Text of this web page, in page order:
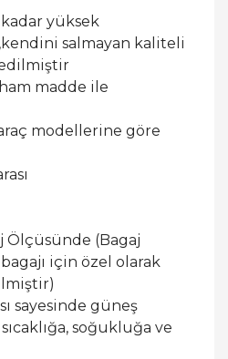
kadar yüksek
salmayan kaliteli
madde ile
modellerine göre
Ölçüsünde (Bagaj
bagajı için özel olarak
sayesinde güneş
sıcaklığa, soğukluğa ve